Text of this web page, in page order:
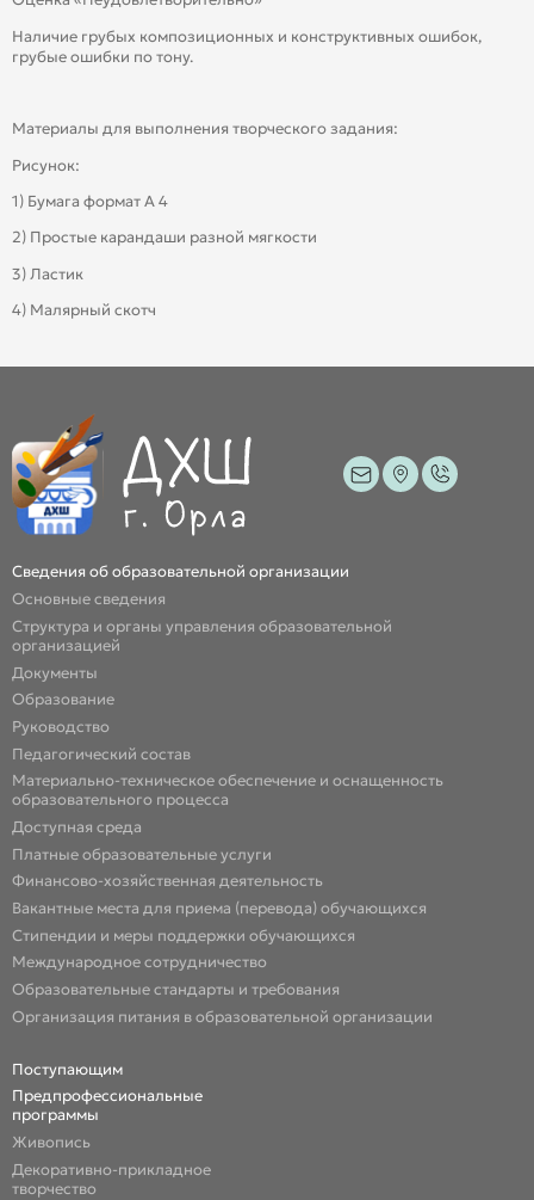
Наличие грубых композиционных и конструктивных ошибок,
грубые ошибки по тону.
Материалы для выполнения творческого задания:
Рисунок:
1) Бумага формат А 4
2) Простые карандаши разной мягкости
3) Ластик
4) Малярный скотч
Сведения об образовательной организации
Основные сведения
Структура и органы управления образовательной
организацией
Документы
Образование
Руководство
Педагогический состав
Материально-техническое обеспечение и оснащенность
образовательного процесса
Доступная среда
Платные образовательные услуги
Финансово-хозяйственная деятельность
Вакантные места для приема (перевода) обучающихся
Стипендии и меры поддержки обучающихся
Международное сотрудничество
Образовательные стандарты и требования
Организация питания в образовательной организации
Поступающим
Предпрофессиональные
программы
Живопись
Декоративно-прикладное
творчество